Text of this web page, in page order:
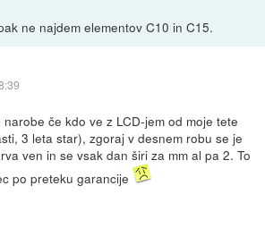
ne najdem elementov C10 in C15.
če kdo ve z LCD-jem od moje tete
3 leta star), zgoraj v desnem robu se je
ven in se vsak dan širi za mm al pa 2. To
po preteku garancije